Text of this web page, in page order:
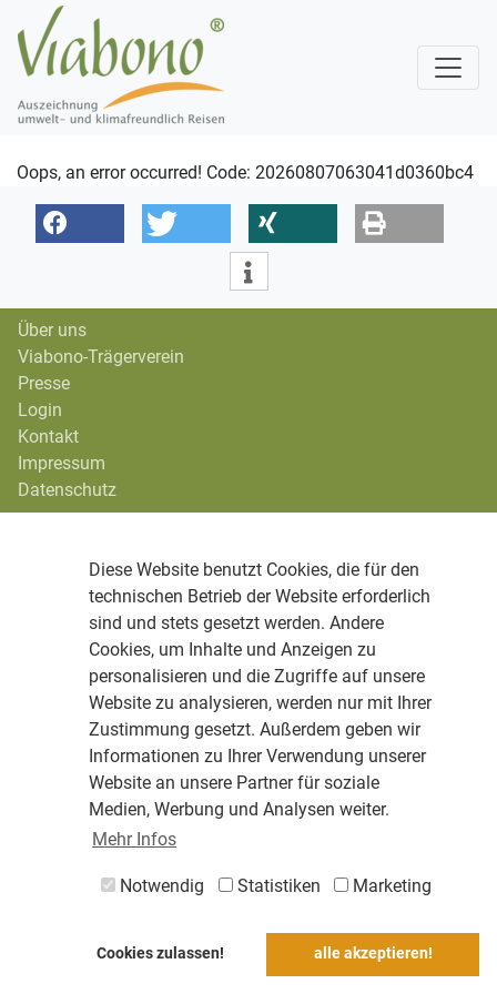
Diese Website benutzt Cookies, die für den
technischen Betrieb der Website erforderlich
sind und stets gesetzt werden. Andere
Cookies, um Inhalte und Anzeigen zu
personalisieren und die Zugriffe auf unsere
Website zu analysieren, werden nur mit Ihrer
Zustimmung gesetzt. Außerdem geben wir
Informationen zu Ihrer Verwendung unserer
Website an unsere Partner für soziale
Medien, Werbung und Analysen weiter.
Mehr Infos
Notwendig Statistiken Marketing
Cookies zulassen! alle akzeptieren!
Oops, an error occurred! Code: 20260807063041d0360bc4
Über uns
Viabono-Trägerverein
Presse
Login
Kontakt
Impressum
Datenschutz